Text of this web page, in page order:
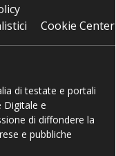
Cookie Center
di testate e portali
Digitale e
di diffondere la
e pubbliche